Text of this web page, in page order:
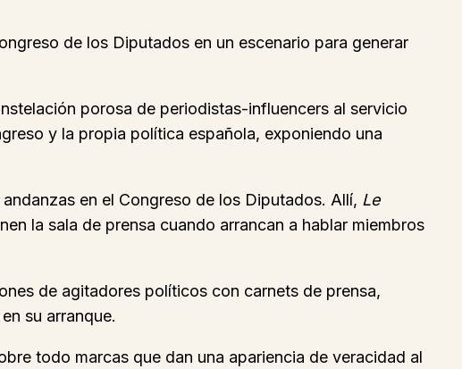
de los Diputados en un escenario para generar
porosa de periodistas-influencers al servicio
y la propia política española, exponiendo una
en el Congreso de los Diputados. Allí, Le
la sala de prensa cuando arrancan a hablar miembros
de agitadores políticos con carnets de prensa,
su arranque.
todo marcas que dan una apariencia de veracidad al